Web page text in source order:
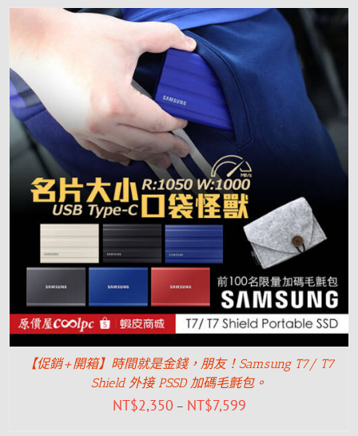
【促銷+開箱】時間就是金錢，朋友！Samsung T7/ T7
Shield 外接 PSSD 加碼毛氈包。
NT$2,350 – NT$7,599